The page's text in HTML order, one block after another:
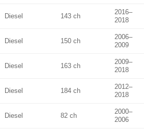
Diesel 143 ch
2016–
2018
Diesel 150 ch
2006–
2009
Diesel 163 ch
2009–
2018
Diesel 184 ch
2012–
2018
Diesel 82 ch
2000–
2006